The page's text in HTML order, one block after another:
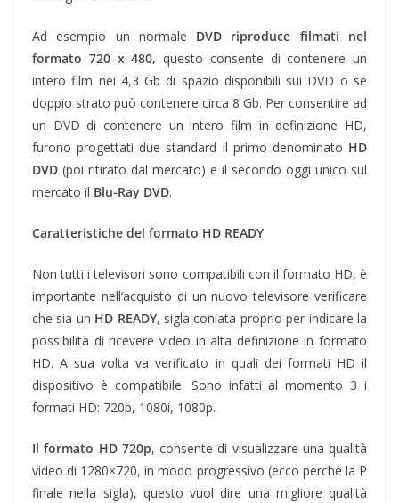
Ad esempio un normale DVD riproduce filmati nel
formato 720 x 480, questo consente di contenere un
intero film nei 4,3 Gb di spazio disponibili sui DVD o se
doppio strato può contenere circa 8 Gb. Per consentire ad
un DVD di contenere un intero film in definizione HD,
furono progettati due standard il primo denominato HD
DVD (poi ritirato dal mercato) e il secondo oggi unico sul
mercato il Blu-Ray DVD.
Caratteristiche del formato HD READY
Non tutti i televisori sono compatibili con il formato HD, è
importante nell’acquisto di un nuovo televisore verificare
che sia un HD READY, sigla coniata proprio per indicare la
possibilità di ricevere video in alta definizione in formato
HD. A sua volta va verificato in quali dei formati HD il
dispositivo è compatibile. Sono infatti al momento 3 i
formati HD: 720p, 1080i, 1080p.
Il formato HD 720p, consente di visualizzare una qualità
video di 1280×720, in modo progressivo (ecco perchè la P
finale nella sigla), questo vuol dire una migliore qualità